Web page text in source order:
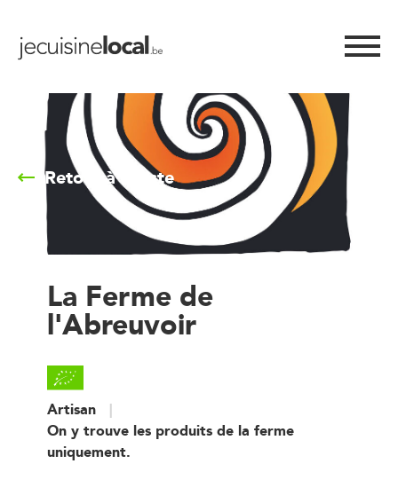
Retour à la liste
La Ferme de
l'Abreuvoir
Artisan
On y trouve les produits de la ferme
uniquement.